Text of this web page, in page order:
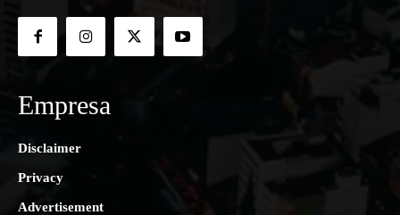
Empresa
Disclaimer
Privacy
Advertisement